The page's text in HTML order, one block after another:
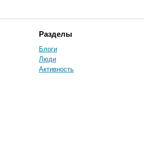
Разделы
Блоги
Люди
Активность